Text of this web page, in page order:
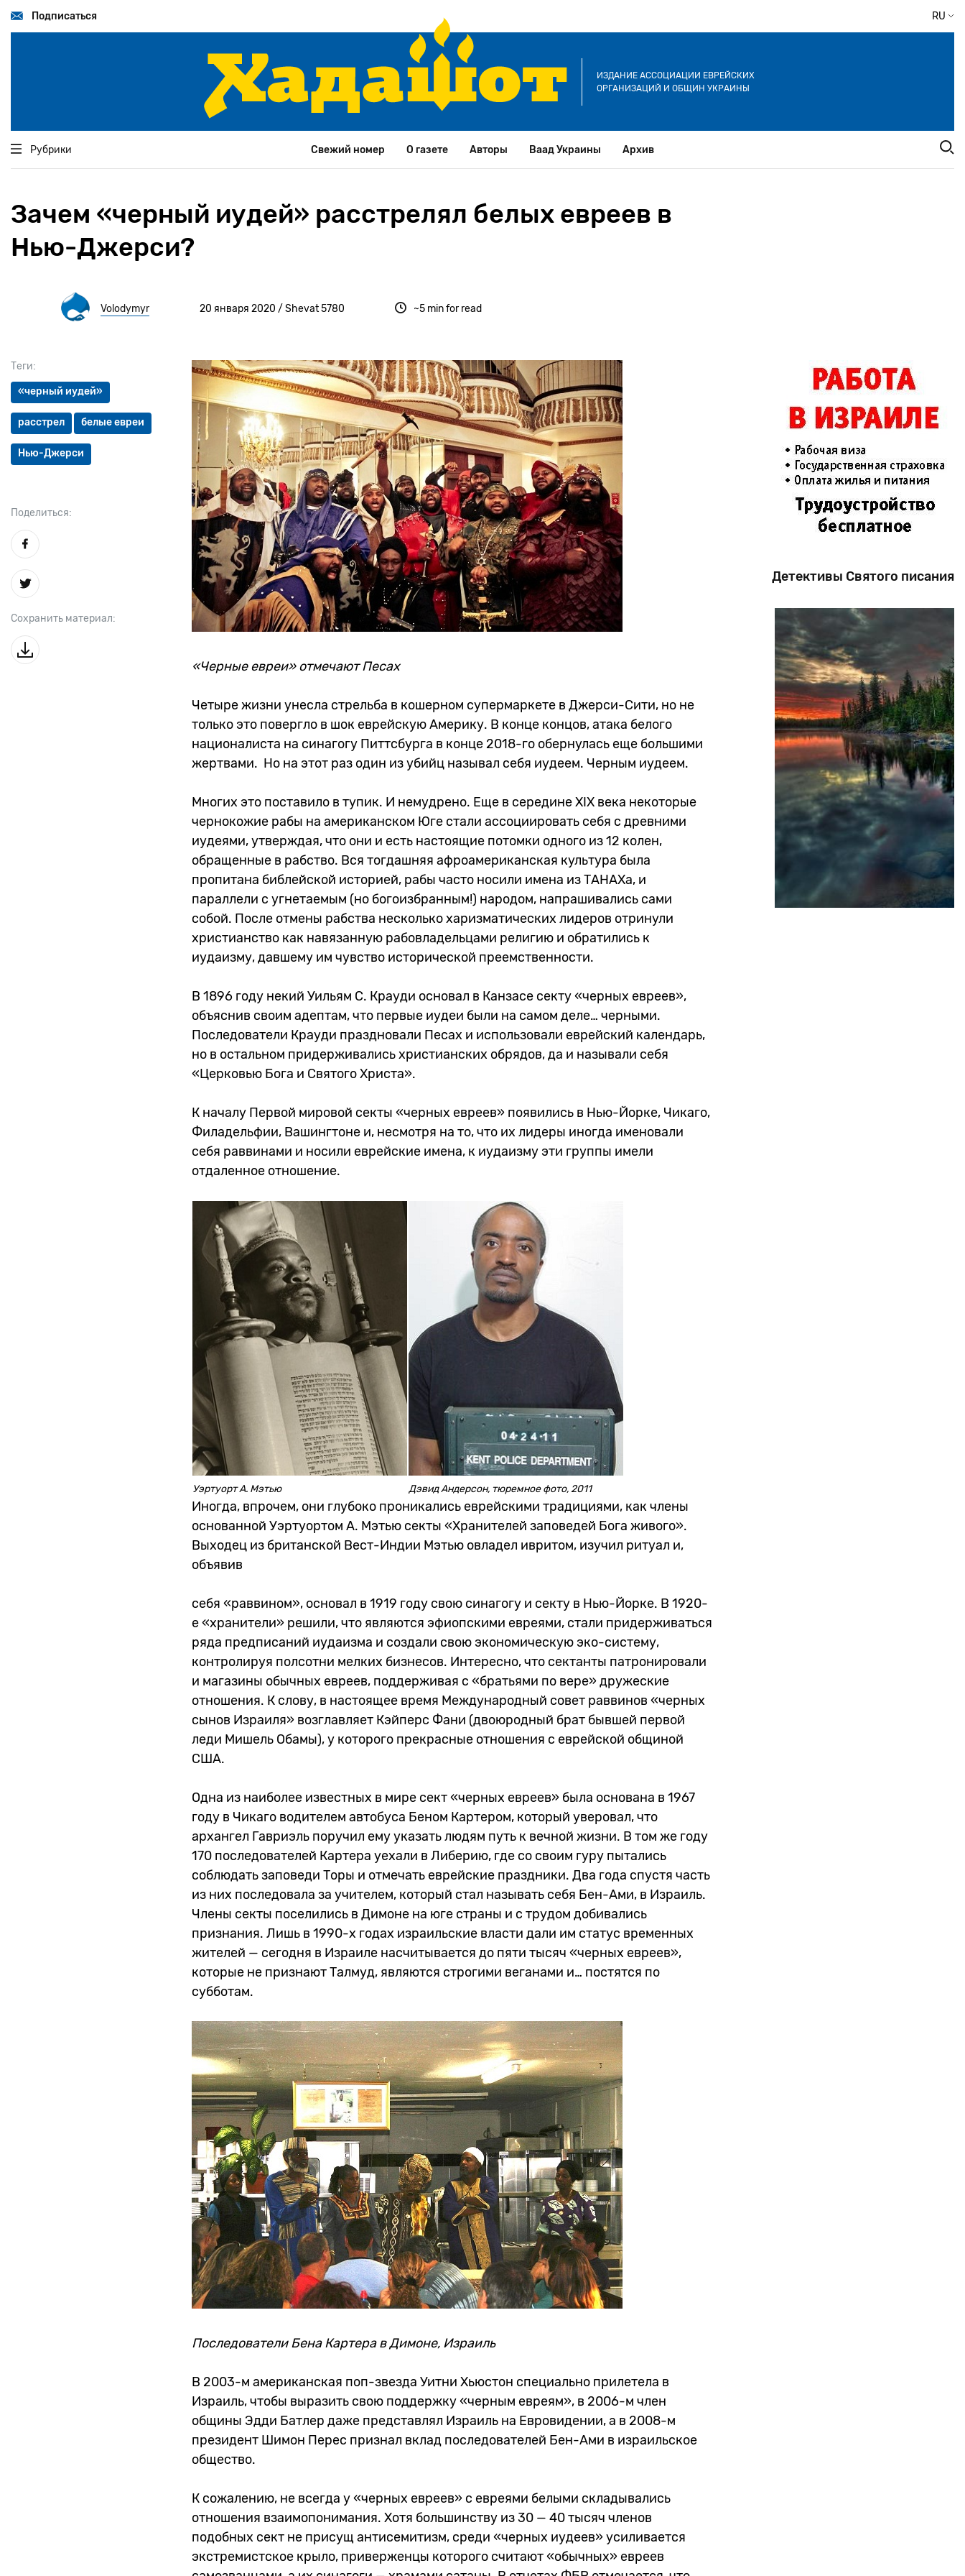
основномуПодписаться RU
ИЗДАНИЕ АССОЦИАЦИИ ЕВРЕЙСКИХ
ОРГАНИЗАЦИЙ И ОБЩИН УКРАИНЫ
Рубрики Свежий номер О газете Авторы Ваад Украины Архив
Зачем «черный иудей» расстрелял белых евреев в
Нью-Джерси?
Volodymyr 20 января 2020 / Shevat 5780 ~5 min for read
Теги:
«черный иудей»
расстрел белые евреи
Нью-Джерси
Поделиться:
Сохранить материал:
«Черные евреи» отмечают Песах
Четыре жизни унесла стрельба в кошерном супермаркете в Джерси-Сити, но не
только это повергло в шок еврейскую Америку. В конце концов, атака белого
националиста на синагогу Питтсбурга в конце 2018-го обернулась еще большими
жертвами. Но на этот раз один из убийц называл себя иудеем. Черным иудеем.
Многих это поставило в тупик. И немудрено. Еще в середине XIX века некоторые
чернокожие рабы на американском Юге стали ассоциировать себя с древними
иудеями, утверждая, что они и есть настоящие потомки одного из 12 колен,
обращенные в рабство. Вся тогдашняя афроамериканская культура была
пропитана библейской историей, рабы часто носили имена из ТАНАХа, и
параллели с угнетаемым (но богоизбранным!) народом, напрашивались сами
собой. После отмены рабства несколько харизматических лидеров отринули
христианство как навязанную рабовладельцами религию и обратились к
иудаизму, давшему им чувство исторической преемственности.
В 1896 году некий Уильям С. Крауди основал в Канзасе секту «черных евреев»,
объяснив своим адептам, что первые иудеи были на самом деле… черными.
Последователи Крауди праздновали Песах и использовали еврейский календарь,
но в остальном придерживались христианских обрядов, да и называли себя
«Церковью Бога и Святого Христа».
К началу Первой мировой секты «черных евреев» появились в Нью-Йорке, Чикаго,
Филадельфии, Вашингтоне и, несмотря на то, что их лидеры иногда именовали
себя раввинами и носили еврейские имена, к иудаизму эти группы имели
отдаленное отношение.
Уэртуорт А. Мэтью Дэвид Андерсон, тюремное фото, 2011
Иногда, впрочем, они глубоко проникались еврейскими традициями, как члены
основанной Уэртуортом А. Мэтью секты «Хранителей заповедей Бога живого».
Выходец из британской Вест-Индии Мэтью овладел ивритом, изучил ритуал и,
объявив
себя «раввином», основал в 1919 году свою синагогу и секту в Нью-Йорке. В 1920-
е «хранители» решили, что являются эфиопскими евреями, стали придерживаться
ряда предписаний иудаизма и создали свою экономическую эко-систему,
контролируя полсотни мелких бизнесов. Интересно, что сектанты патронировали
и магазины обычных евреев, поддерживая с «братьями по вере» дружеские
отношения. К слову, в настоящее время Международный совет раввинов «черных
сынов Израиля» возглавляет Кэйперс Фани (двоюродный брат бывшей первой
леди Мишель Обамы), у которого прекрасные отношения с еврейской общиной
США.
Одна из наиболее известных в мире сект «черных евреев» была основана в 1967
году в Чикаго водителем автобуса Беном Картером, который уверовал, что
архангел Гавриэль поручил ему указать людям путь к вечной жизни. В том же году
170 последователей Картера уехали в Либерию, где со своим гуру пытались
соблюдать заповеди Торы и отмечать еврейские праздники. Два года спустя часть
из них последовала за учителем, который стал называть себя Бен-Ами, в Израиль.
Члены секты поселились в Димоне на юге страны и с трудом добивались
признания. Лишь в 1990-х годах израильские власти дали им статус временных
жителей — сегодня в Израиле насчитывается до пяти тысяч «черных евреев»,
которые не признают Талмуд, являются строгими веганами и… постятся по
субботам.
Последователи Бена Картера в Димоне, Израиль
В 2003-м американская поп-звезда Уитни Хьюстон специально прилетела в
Израиль, чтобы выразить свою поддержку «черным евреям», в 2006-м член
общины Эдди Батлер даже представлял Израиль на Евровидении, а в 2008-м
президент Шимон Перес признал вклад последователей Бен-Ами в израильское
общество.
К сожалению, не всегда у «черных евреев» с евреями белыми складывались
отношения взаимопонимания. Хотя большинству из 30 — 40 тысяч членов
подобных сект не присущ антисемитизм, среди «черных иудеев» усиливается
экстремистское крыло, приверженцы которого считают «обычных» евреев
Детективы Святого писания